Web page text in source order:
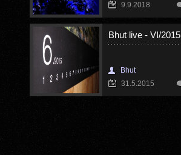
9.9.2018
Bhut live - VI/2015
Bhut
31.5.2015